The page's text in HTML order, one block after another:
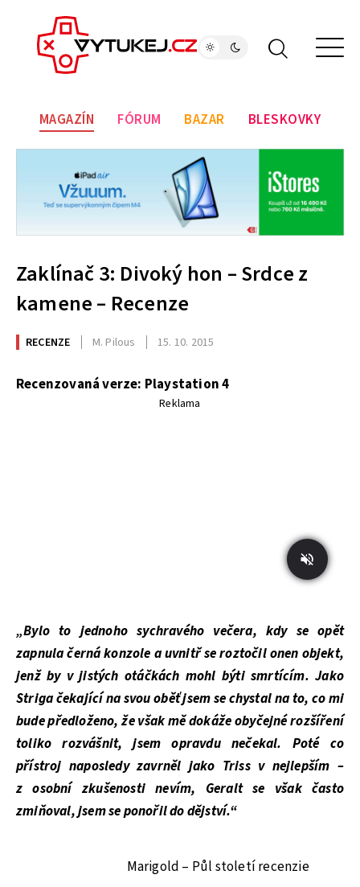
MAGAZÍN FÓRUM BAZAR BLESKOVKY
Zaklínač 3: Divoký hon – Srdce z
kamene – Recenze
RECENZE M. Pilous 15. 10. 2015
Recenzovaná verze: Playstation 4
Reklama
„Bylo to jednoho sychravého večera, kdy se opět
zapnula černá konzole a uvnitř se roztočil onen objekt,
jenž by v jistých otáčkách mohl býti smrtícím. Jako
Striga čekající na svou oběť jsem se chystal na to, co mi
bude předloženo, že však mě dokáže obyčejné rozšíření
toliko rozvášnit, jsem opravdu nečekal. Poté co
přístroj naposledy zavrněl jako Triss v nejlepším –
z osobní zkušenosti nevím, Geralt se však často
zmiňoval, jsem se ponořil do dějství.“
Marigold – Půl století recenzie